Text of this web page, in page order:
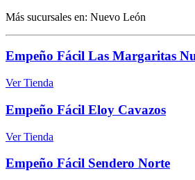
Más sucursales en: Nuevo León
Empeño Fácil Las Margaritas
Ver Tienda
Empeño Fácil Eloy Cavazos
Ver Tienda
Empeño Fácil Sendero Norte